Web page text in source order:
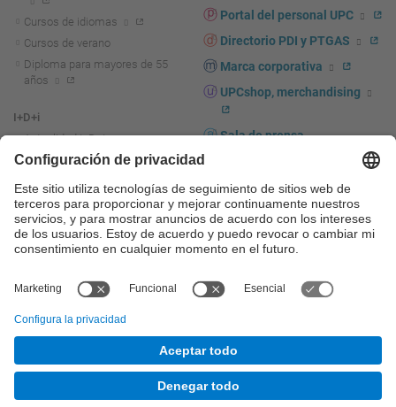
Cursos de idiomas
Cursos de verano
Diploma para mayores de 55
años
I+D+i
Actualidad I+D+I
La investigación en la UPC
Fomento y apoyo a la
investigación
La transferencia, el
emprendimiento y la innovación
en la UPC
transferencia, el emprendimiento
Servicios a las empresas
Servicios Científico-técnicos
Portal del personal UPC
Directorio PDI y PTGAS
Marca corporativa
UPCshop, merchandising
Sala de prensa
© UPC Universitat Politècnica de Catalunya - BarcelonaTech